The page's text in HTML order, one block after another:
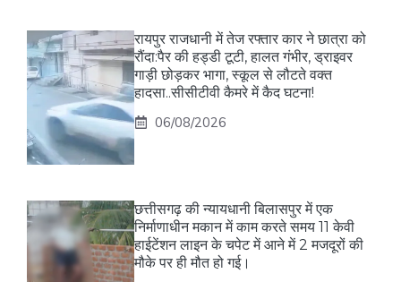
रायपुर राजधानी में तेज रफ्तार कार ने छात्रा को
रौंदा:पैर की हड्डी टूटी, हालत गंभीर, ड्राइवर
गाड़ी छोड़कर भागा, स्कूल से लौटते वक्त
हादसा..सीसीटीवी कैमरे में कैद घटना!
06/08/2026
छत्तीसगढ़ की न्यायधानी बिलासपुर में एक
निर्माणाधीन मकान में काम करते समय 11 केवी
हाईटेंशन लाइन के चपेट में आने में 2 मजदूरों की
मौके पर ही मौत हो गई।